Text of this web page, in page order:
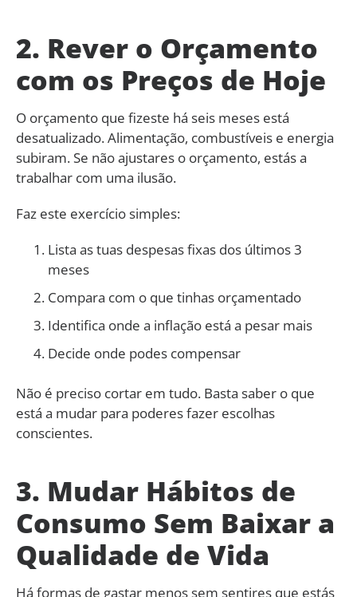
2. Rever o Orçamento
com os Preços de Hoje
O orçamento que fizeste há seis meses está
desatualizado. Alimentação, combustíveis e energia
subiram. Se não ajustares o orçamento, estás a
trabalhar com uma ilusão.
Faz este exercício simples:
Lista as tuas despesas fixas dos últimos 3
meses
Compara com o que tinhas orçamentado
Identifica onde a inflação está a pesar mais
Decide onde podes compensar
Não é preciso cortar em tudo. Basta saber o que
está a mudar para poderes fazer escolhas
conscientes.
3. Mudar Hábitos de
Consumo Sem Baixar a
Qualidade de Vida
Há formas de gastar menos sem sentires que estás